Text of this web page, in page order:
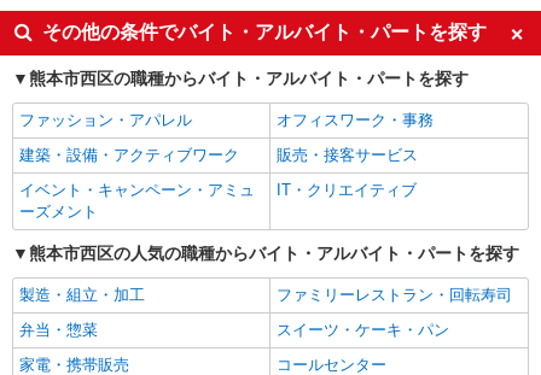
ボーナス・賞与あり
車通勤OK
交通費支給
社会保険あり
産休・育休取得実績あり
その他の条件でバイト・アルバイト・パートを探す
熊本市西区の職種からバイト・アルバイト・パートを探す
ファッション・アパレル
オフィスワーク・事務
建築・設備・アクティブワーク
販売・接客サービス
イベント・キャンペーン・アミュ
ーズメント
IT・クリエイティブ
熊本市西区の人気の職種からバイト・アルバイト・パートを探す
製造・組立・加工
ファミリーレストラン・回転寿司
弁当・惣菜
スイーツ・ケーキ・パン
家電・携帯販売
コールセンター